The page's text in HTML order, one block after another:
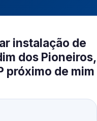
instalação de
dos Pioneiros,
próximo de mim